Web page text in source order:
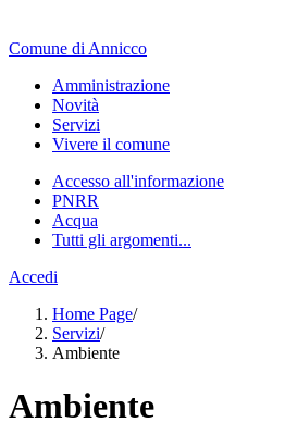
Comune di Annicco
Amministrazione
Novità
Servizi
Vivere il comune
Accesso all'informazione
PNRR
Acqua
Tutti gli argomenti...
Accedi
Home Page/
Servizi/
Ambiente
Ambiente